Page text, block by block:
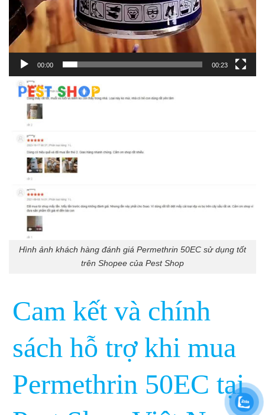
00:00 00:23
Hình ảnh khách hàng đánh giá Permethrin 50EC sử dụng tốt
trên Shopee của Pest Shop
Cam kết và chính
sách hỗ trợ khi mua
Permethrin 50EC tại